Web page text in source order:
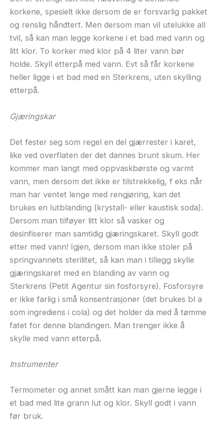
korkene, spesielt ikke dersom de er forsvarlig pakket
og renslig håndtert. Men dersom man vil utelukke all
tvil, så kan man legge korkene i et bad med vann og
litt klor. To korker med klor på 4 liter vann bør
holde. Skyll etterpå med vann. Evt så får korkene
heller ligge i et bad med en Sterkrens, uten skylling
etterpå.
Gjæringskar
Det fester seg som regel en del gjærrester i karet,
like ved overflaten der det dannes brunt skum. Her
kommer man langt med oppvaskbørste og varmt
vann, men dersom det ikke er tilstrekkelig, f eks når
man har ventet lenge med rengjøring, kan det
brukes en lutblanding (krystall- eller kaustisk soda).
Dersom man tilføyer litt klor så vasker og
desinfiserer man samtidig gjæringskaret. Skyll godt
etter med vann! Igjen, dersom man ikke stoler på
springvannets sterilitet, så kan man i tillegg skylle
gjæringskaret med en blanding av vann og
Sterkrens (Petit Agentur sin fosforsyre). Fosforsyre
er ikke farlig i små konsentrasjoner (det brukes bl a
som ingrediens i cola) og det holder da med å tømme
fatet for denne blandingen. Man trenger ikke å
skylle med vann etterpå.
Instrumenter
Termometer og annet smått kan man gjerne legge i
et bad med lite grann lut og klor. Skyll godt i vann
før bruk.